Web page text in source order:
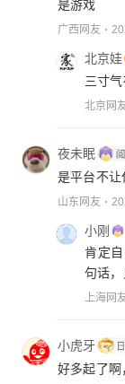
是游戏
广西网友
北京娃
三寸
北京网
夜未眠
是平台不让
山东网友
小刚
肯定
句话，
上海网
小虎牙
好多起了啊